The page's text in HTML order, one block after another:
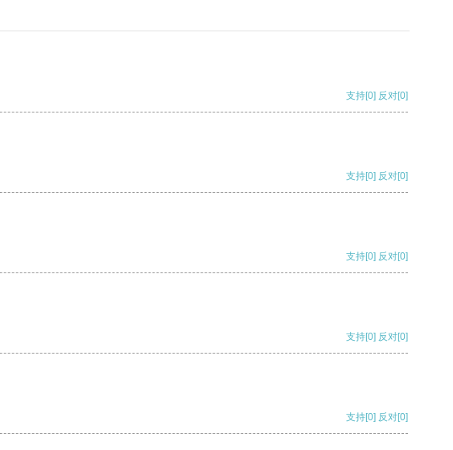
支持[0] 反对[0]
支持[0] 反对[0]
支持[0] 反对[0]
支持[0] 反对[0]
支持[0] 反对[0]